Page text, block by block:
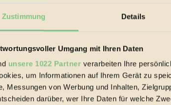
Zustimmung Details
Umgang mit Ihren Daten
unsere 1022 Partner verarbeiten Ihre
um Informationen auf Ihrem Gerät zu
Messungen von Werbung und Inhalten,
darüber, wer Ihre Daten für welche
bis auf die Unterwäsche ausziehen und